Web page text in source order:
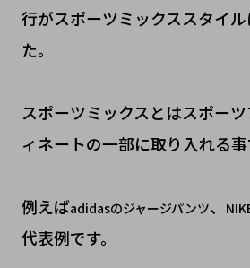
行がスポーツミックススタイ
た。
スポーツミックスとはスポー
ィネートの一部に取り入れる事
例えばadidasのジャージパンツ、
代表例です。